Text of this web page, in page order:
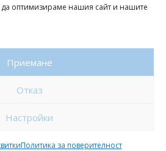
да оптимизираме нашия сайт и нашите
Приемане
Отказ
Настройки
Политика за поверителност
магазин